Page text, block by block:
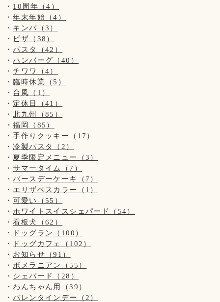
コロナウイルス対策として時間短縮営業で11:00～19:00(L.O
18:00)とさせて頂きます。
※ドッグランのご利用は安全のため、日没までとさせて頂い
ております。
【写真について】
Upしています、お写真はトリマーが時間が空いた時に撮影さ
せて頂いております。
ご来店頂きました全てのわんちゃん達を撮影は出来ておりま
せんのでご了承くださいませ。
◆ご入店の際は、アルコール消毒とマスクの着用(お食事の時
以外)をお願い致します。
◆テイクアウトもございます！
◆トリミングのみ(お預け、お迎え時)、テイクアウトのみの
ご利用のお客様は出来るだけお1人様でのご入店にご協力下さ
いませ。
◆ご入店の制限をさせて頂いております。(店内は3組様ま
で、テラスは2組様まで)
お客様、わんちゃんの安全を守るためですのでご了承くださ
いませ。
【営業時間について】
コロナウイルス対策として時間短縮営業で11:00～19:00(L.O
18:00)とさせて頂きます。
※ドッグランのご利用は安全のため、日没までとさせて頂い
ております。
【写真について】
Upしています、お写真はトリマーが時間が空いた時に撮影さ
せて頂いております。
ご来店頂きました全てのわんちゃん達を撮影は出来ておりま
せんのでご了承くださいませ。
【新型コロナウイルス感染防止対策について】
新型コロナウイルス感染防止対策を行っております。
お客様の安全の為にもご協力をお願い致します。
◆お席からは必要最低限の移動(トイレやドッグランなど)以
外はご遠慮頂きます様お願い致します。
お客様同士(わんちゃんも含む)の距離ソーシャルディスタン
スを保って頂きますようお願い致します。
◆ご入店の際は、アルコール消毒とマスクの着用(お食事の時
以外)をお願い致します。
◆テイクアウトもございます！
◆トリミングのみ(お預け、お迎え時)、テイクアウトのみの
ご利用のお客様は出来るだけお1人様でのご入店にご協力下さ
いませ。
◆ご入店の制限をさせて頂いております。(店内は3組様ま
で、テラスは2組様まで)
お客様、わんちゃんの安全を守るためですのでご了承くださ
いませ。
【営業時間について】
コロナウイルス対策として時間短縮営業で11:00～19:00(L.O
18:00)とさせて頂きます。
※ドッグランのご利用は安全のため、日没までとさせて頂い
ております。
10周年（4）
年末年始（4）
キンパ（3）
ピザ（38）
パスタ（42）
ハンバーグ（40）
チワワ（4）
臨時休業（5）
台風（1）
定休日（41）
北九州（85）
福岡（85）
手作りクッキー（17）
冷製パスタ（2）
夏季限定メニュー（3）
サマータイム（7）
バースデーケーキ（7）
エリザベスカラー（1）
可愛い（55）
ホワイトスイスシェパード（54）
看板犬（62）
ドッグラン（100）
ドッグカフェ（102）
お知らせ（91）
ポメラニアン（55）
シェパード（28）
わんちゃん用（39）
バレンタインデー（2）